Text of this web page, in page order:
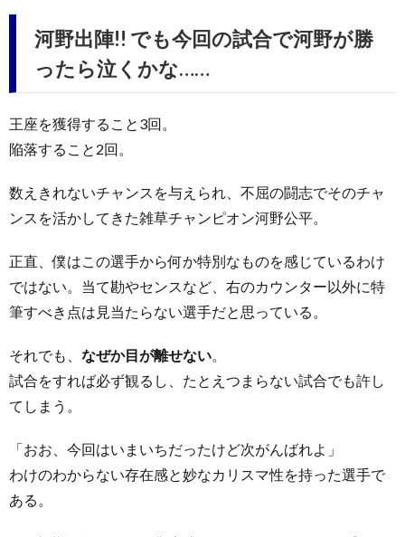
河野出陣!! でも今回の試合で河野が勝
ったら泣くかな……
王座を獲得すること3回。
陥落すること2回。
数えきれないチャンスを与えられ、不屈の闘志でそのチャ
ンスを活かしてきた雑草チャンピオン河野公平。
正直、僕はこの選手から何か特別なものを感じているわけ
ではない。当て勘やセンスなど、右のカウンター以外に特
筆すべき点は見当たらない選手だと思っている。
それでも、 なぜか目が離せない
試合をすれば必ず観るし、たとえつまらない試合でも許し
てしまう。
「おお、今回はいまいちだったけど次がんばれよ」
わけのわからない存在感と妙なカリスマ性を持った選手で
ある。